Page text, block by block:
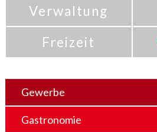
Verwaltung
Freizeit
Gewerbe
Gastronomie